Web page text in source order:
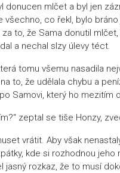
donucen mlčet a byl jen
všechno, co řekl, bylo
to, že Sama donutil
a nechal slzy úlevy téct.
tomu všemu nasadila
to, že udělala chybu a
Samovi, který ho mezitím
zeptal se tiše Honzy,
vrátit. Aby však
kde si rozhodnou
jasný rozkaz, že to musí